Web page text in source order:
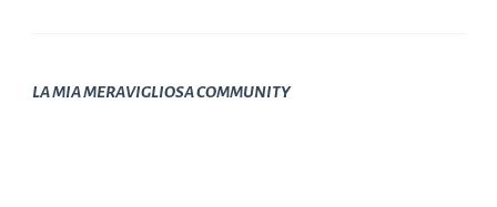
LA MIA MERAVIGLIOSA COMMUNITY